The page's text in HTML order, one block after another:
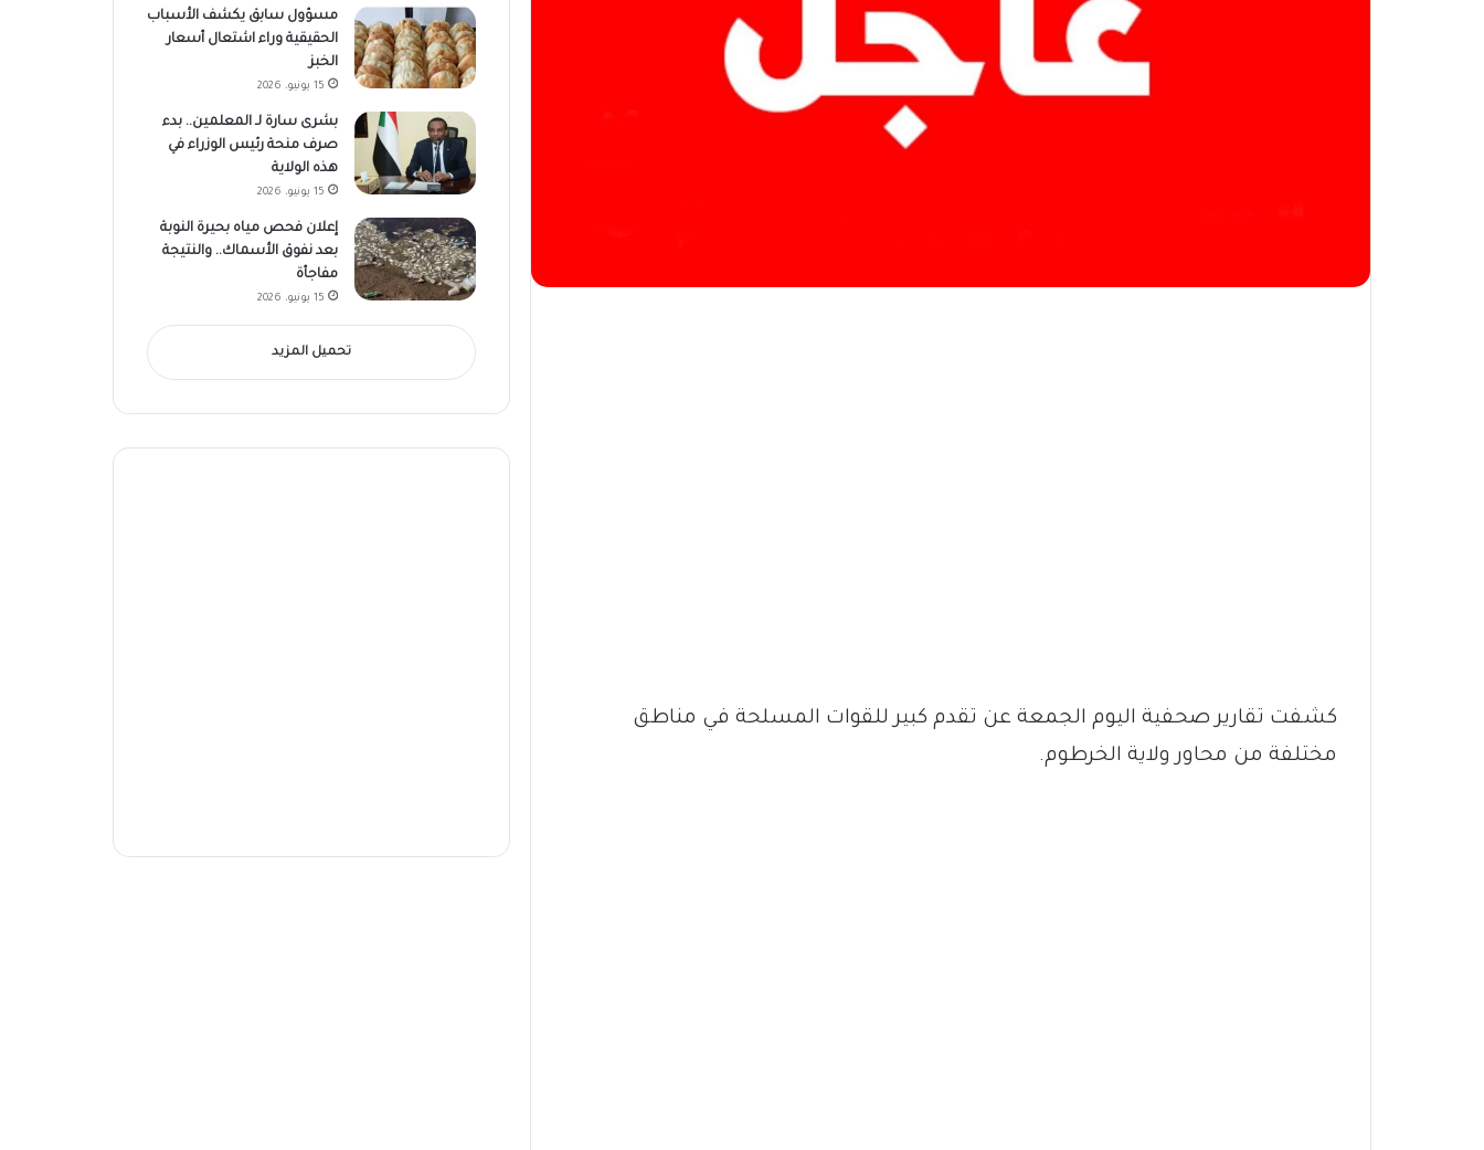
كشفت تقارير صحفية اليوم الجمعة عن تقدم كبير للقوات المسلحة في مناطق
مختلفة من محاور ولاية الخرطوم.
مسؤول سابق يكشف الأسباب
الحقيقية وراء اشتعال أسعار
الخبز
15 يونيو، 2026
بشرى سارة لـ المعلمين.. بدء
صرف منحة رئيس الوزراء في
هذه الولاية
15 يونيو، 2026
إعلان فحص مياه بحيرة النوبة
بعد نفوق الأسماك.. والنتيجة
مفاجأة
15 يونيو، 2026
تحميل المزيد